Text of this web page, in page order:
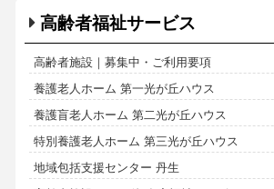
高齢者福祉サービス
高齢者施設｜募集中・ご利用要項
養護老人ホーム 第一光が丘ハウス
養護盲老人ホーム 第二光が丘ハウス
特別養護老人ホーム 第三光が丘ハウス
地域包括支援センター 丹生